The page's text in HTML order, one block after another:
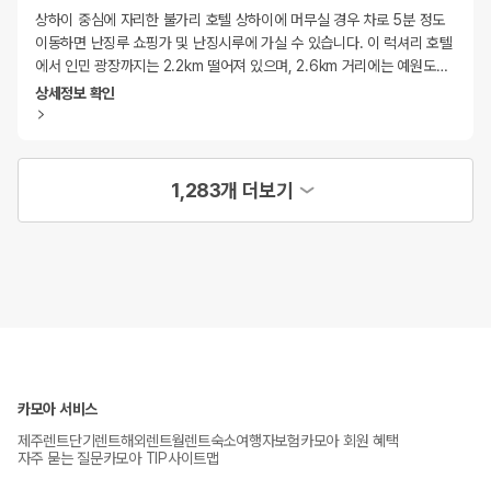
상하이 중심에 자리한 불가리 호텔 상하이에 머무실 경우 차로 5분 정도
이동하면 난징루 쇼핑가 및 난징시루에 가실 수 있습니다. 이 럭셔리 호텔
에서 인민 광장까지는 2.2km 떨어져 있으며, 2.6km 거리에는 예원도…
상세정보 확인
1,283개 더보기
카모아 서비스
제주렌트단기렌트해외렌트월렌트숙소여행자보험카모아 회원 혜택
자주 묻는 질문카모아 TIP사이트맵